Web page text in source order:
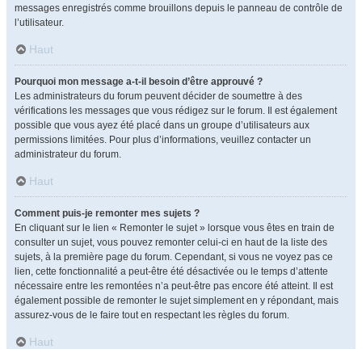
messages enregistrés comme brouillons depuis le panneau de contrôle de
l’utilisateur.
Haut
Pourquoi mon message a-t-il besoin d’être approuvé ?
Les administrateurs du forum peuvent décider de soumettre à des
vérifications les messages que vous rédigez sur le forum. Il est également
possible que vous ayez été placé dans un groupe d’utilisateurs aux
permissions limitées. Pour plus d’informations, veuillez contacter un
administrateur du forum.
Haut
Comment puis-je remonter mes sujets ?
En cliquant sur le lien « Remonter le sujet » lorsque vous êtes en train de
consulter un sujet, vous pouvez remonter celui-ci en haut de la liste des
sujets, à la première page du forum. Cependant, si vous ne voyez pas ce
lien, cette fonctionnalité a peut-être été désactivée ou le temps d’attente
nécessaire entre les remontées n’a peut-être pas encore été atteint. Il est
également possible de remonter le sujet simplement en y répondant, mais
assurez-vous de le faire tout en respectant les règles du forum.
Haut